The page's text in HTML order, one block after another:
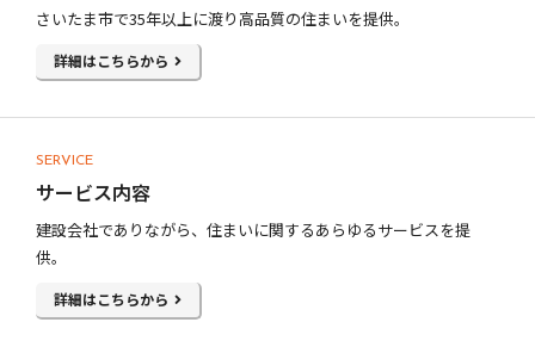
さいたま市で35年以上に渡り高品質の住まいを提供。
詳細はこちらから
SERVICE
サービス内容
建設会社でありながら、住まいに関するあらゆるサービスを提
供。
詳細はこちらから